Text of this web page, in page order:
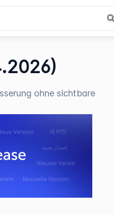
ohne sichtbare